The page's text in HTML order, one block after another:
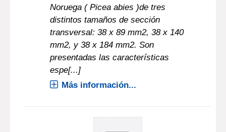
Noruega ( Picea abies )de tres
distintos tamaños de sección
transversal: 38 x 89 mm2, 38 x 140
mm2, y 38 x 184 mm2. Son
presentadas las características
espe[...]
Más información...